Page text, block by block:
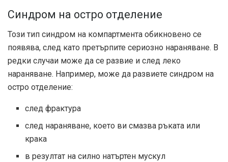
Синдром на остро отделение
Този тип синдром на компартмента обикновено се
появява, след като претърпите сериозно нараняване. В
редки случаи може да се развие и след леко
нараняване. Например, може да развиете синдром на
остро отделение:
след фрактура
след нараняване, което ви смазва ръката или
крака
в резултат на силно натъртен мускул